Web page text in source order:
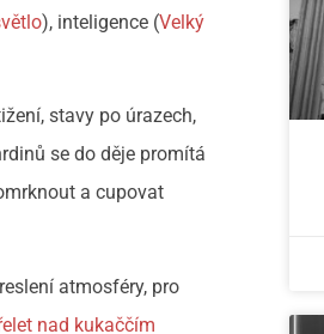
), inteligence (Velký
stavy po úrazech,
se do děje promítá
a cupovat
atmosféry, pro
nad kukaččím